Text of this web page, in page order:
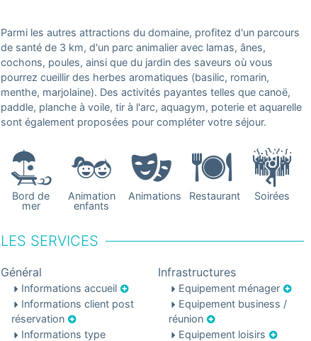
Parmi les autres attractions du domaine, profitez d'un parcours
de santé de 3 km, d'un parc animalier avec lamas, ânes,
cochons, poules, ainsi que du jardin des saveurs où vous
pourrez cueillir des herbes aromatiques (basilic, romarin,
menthe, marjolaine). Des activités payantes telles que canoë,
paddle, planche à voile, tir à l'arc, aquagym, poterie et aquarelle
sont également proposées pour compléter votre séjour.
Bord de
mer
Animation
enfants
Animations Restaurant Soirées
LES SERVICES
Général
Informations accueil
Informations client post
réservation
Informations type
Infrastructures
Equipement ménager
Equipement business /
réunion
Equipement loisirs